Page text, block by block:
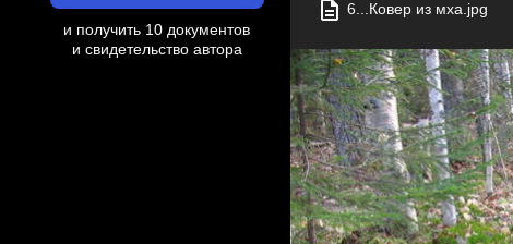
и получить 10 документов
и свидетельство автора
6...Ковер из мха.jpg